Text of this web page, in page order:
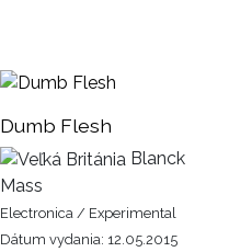
Dumb Flesh
Blanck
Mass
Electronica / Experimental
Dátum vydania: 12.05.2015